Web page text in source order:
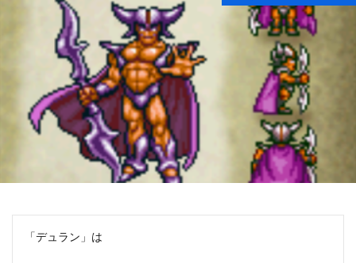
「デュラン」は